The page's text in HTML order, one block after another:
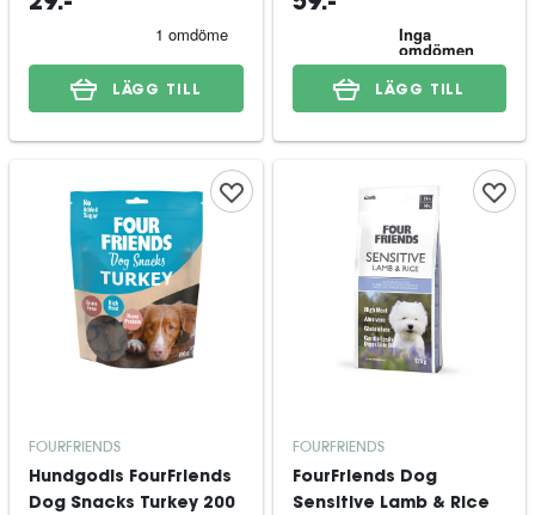
LÄGG TILL LÄGG TILL
FOURFRIENDS
Hundgodis FourFriends
Dog Snacks Turkey 200
FOURFRIENDS
FourFriends Dog
Sensitive Lamb & Rice